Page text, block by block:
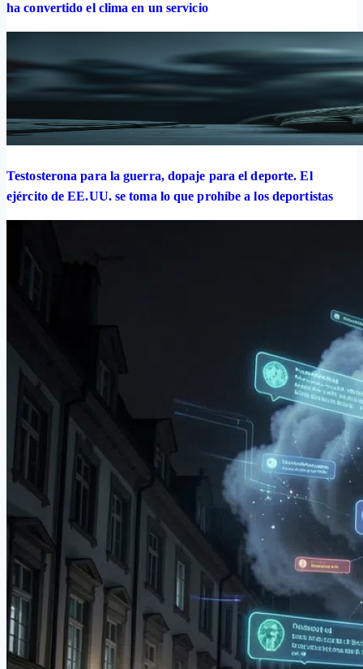
ha convertido el clima en un servicio
Testosterona para la guerra, dopaje para el deporte. El
ejército de EE.UU. se toma lo que prohíbe a los deportistas